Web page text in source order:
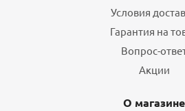
Условия
Гарантия на
Вопрос-
Акции
О магазине